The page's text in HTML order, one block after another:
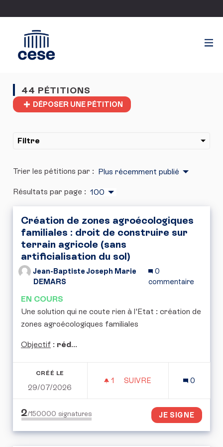
44 PÉTITIONS
DÉPOSER UNE PÉTITION
Filtre
Trier les pétitions par : Plus récemment publié
Résultats par page : 100
Création de zones agroécologiques
familiales : droit de construire sur
terrain agricole (sans
artificialisation du sol)
Jean-Baptiste Joseph Marie
DEMARS
0
commentaire
EN COURS
Une solution qui ne coute rien à l'Etat : création de
zones agroécologiques familiales
Objectif : réd...
CRÉÉ LE
29/07/2026
1 1 ABONNÉ
SUIVRE
0
2/150000 signatures JE SIGNE